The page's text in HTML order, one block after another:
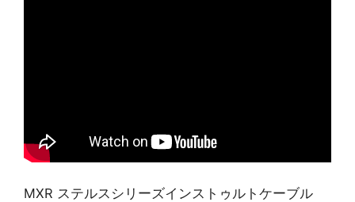
MXR ステルスシリーズインストゥルトケーブル